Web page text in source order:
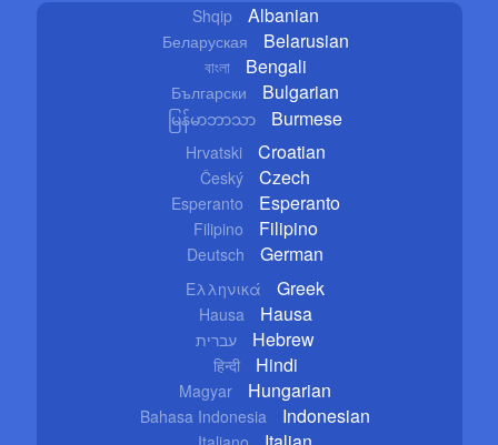
Shqip Albanian
Беларуская Belarusian
বাংলা Bengali
Български Bulgarian
မြန်မာဘာသာ Burmese
Hrvatski Croatian
Český Czech
Esperanto Esperanto
Filipino Filipino
Deutsch German
Ελληνικά Greek
Hausa Hausa
עברית Hebrew
हिन्दी Hindi
Magyar Hungarian
Bahasa Indonesia Indonesian